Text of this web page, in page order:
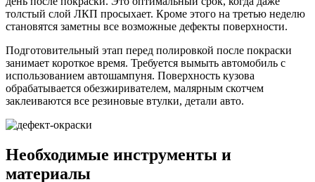
толстый слой ЛКП просыхает. Кроме этого на третью неделю
становятся заметны все возможные дефекты поверхности.
Подготовительный этап перед полировкой после покраски
занимает короткое время. Требуется вымыть автомобиль с
использованием автошампуня. Поверхность кузова
обрабатывается обезжиривателем, малярным скотчем
заклеиваются все резиновые втулки, детали авто.
Необходимые инструменты и
материалы